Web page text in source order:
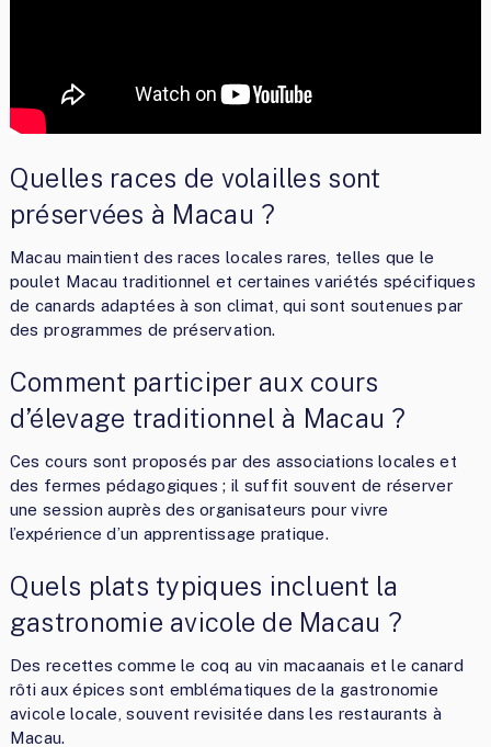
Quelles races de volailles sont
préservées à Macau ?
Macau maintient des races locales rares, telles que le
poulet Macau traditionnel et certaines variétés spécifiques
de canards adaptées à son climat, qui sont soutenues par
des programmes de préservation.
Comment participer aux cours
d’élevage traditionnel à Macau ?
Ces cours sont proposés par des associations locales et
des fermes pédagogiques ; il suffit souvent de réserver
une session auprès des organisateurs pour vivre
l’expérience d’un apprentissage pratique.
Quels plats typiques incluent la
gastronomie avicole de Macau ?
Des recettes comme le coq au vin macaanais et le canard
rôti aux épices sont emblématiques de la gastronomie
avicole locale, souvent revisitée dans les restaurants à
Macau.